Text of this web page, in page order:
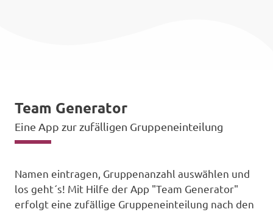
Team Generator
Eine App zur zufälligen Gruppeneinteilung
Namen eintragen, Gruppenanzahl auswählen und
los geht´s! Mit Hilfe der App "Team Generator"
erfolgt eine zufällige Gruppeneinteilung nach den